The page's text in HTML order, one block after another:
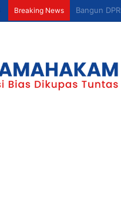
Breaking News